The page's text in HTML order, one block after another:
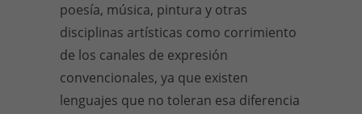
poesía, música, pintura y otras
disciplinas artísticas como corrimiento
de los canales de expresión
convencionales, ya que existen
lenguajes que no toleran esa diferencia